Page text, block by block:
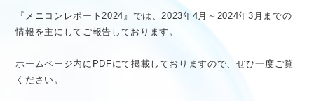
『メニコンレポート2024』では、2023年4月～2024年3月までの
情報を主にしてご報告しております。
ホームページ内にPDFにて掲載しておりますので、ぜひ一度ご覧
ください。